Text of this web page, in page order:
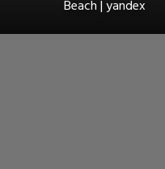
Beach | yandex